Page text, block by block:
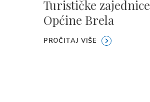
Turističke zajednice
Općine Brela
PROČITAJ VIŠE